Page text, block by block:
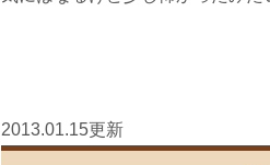
2013.01.15更新